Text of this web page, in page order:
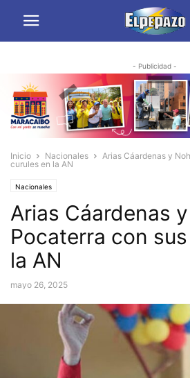
- Publicidad -
Inicio Nacionales
Arias Cáardenas y
curules en la AN
Nacionales
Arias Cáardenas
Pocaterra con
la AN
mayo 26, 2025